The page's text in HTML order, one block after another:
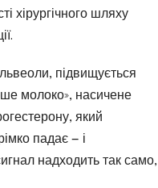
хірургічного шляху
підвищується
молоко», насичене
який
падає — і
надходить так само,